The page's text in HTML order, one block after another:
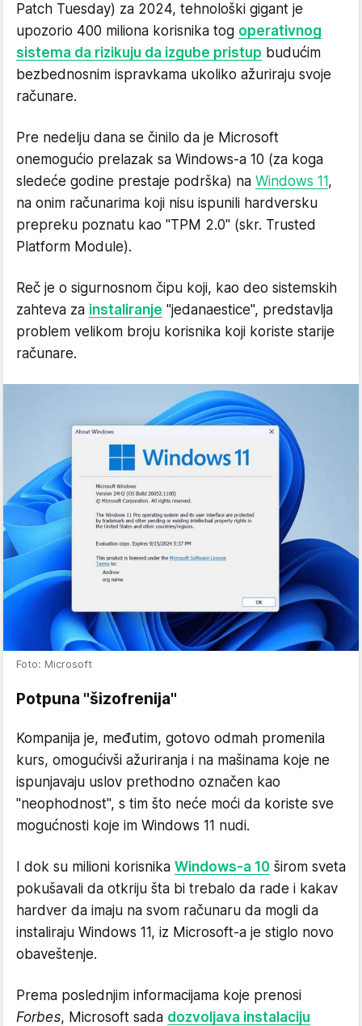
Patch Tuesday) za 2024, tehnološki gigant je
upozorio 400 miliona korisnika tog operativnog
sistema da rizikuju da izgube pristup budućim
bezbednosnim ispravkama ukoliko ažuriraju svoje
računare.
Pre nedelju dana se činilo da je Microsoft
onemogućio prelazak sa Windows-a 10 (za koga
sledeće godine prestaje podrška) na Windows 11,
na onim računarima koji nisu ispunili hardversku
prepreku poznatu kao "TPM 2.0" (skr. Trusted
Platform Module).
Reč je o sigurnosnom čipu koji, kao deo sistemskih
zahteva za instaliranje "jedanaestice", predstavlja
problem velikom broju korisnika koji koriste starije
računare.
Foto: Microsoft
Potpuna "šizofrenija"
Kompanija je, međutim, gotovo odmah promenila
kurs, omogućivši ažuriranja i na mašinama koje ne
ispunjavaju uslov prethodno označen kao
"neophodnost", s tim što neće moći da koriste sve
mogućnosti koje im Windows 11 nudi.
I dok su milioni korisnika Windows-a 10 širom sveta
pokušavali da otkriju šta bi trebalo da rade i kakav
hardver da imaju na svom računaru da mogli da
instaliraju Windows 11, iz Microsoft-a je stiglo novo
obaveštenje.
Prema poslednjim informacijama koje prenosi
Forbes, Microsoft sada dozvoljava instalaciju